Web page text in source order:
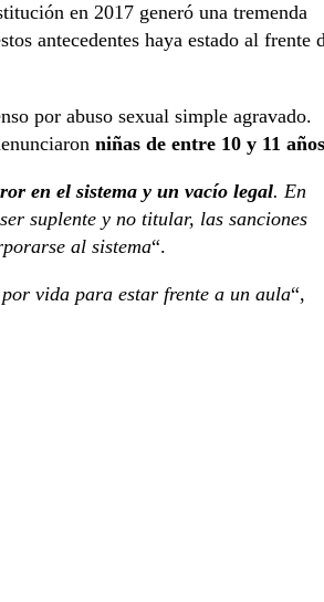
en 2017 generó una tremenda
antecedentes haya estado al frente
por abuso sexual simple agravado.
niñas de entre 10 y 11
en el sistema y un vacío legal. En
suplente y no titular, las sanciones
al sistema“.
vida para estar frente a un aula“,